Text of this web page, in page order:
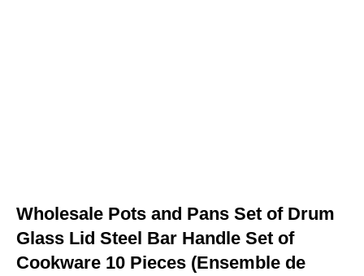
Wholesale Pots and Pans Set of Drum
Glass Lid Steel Bar Handle Set of
Cookware 10 Pieces (Ensemble de